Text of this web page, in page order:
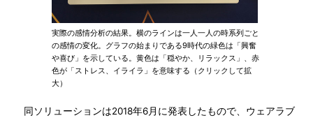
実際の感情分析の結果。横のラインは一人一人の時系列ごと
の感情の変化。グラフの始まりである9時代の緑色は「興奮
や喜び」を示している。黄色は「穏やか、リラックス」、赤
色が「ストレス、イライラ」を意味する（クリックして拡
大）
同ソリューションは2018年6月に発表したもので、ウェアラブ